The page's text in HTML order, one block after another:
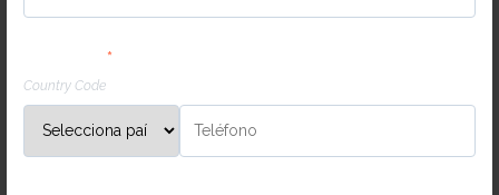
*
Country Code